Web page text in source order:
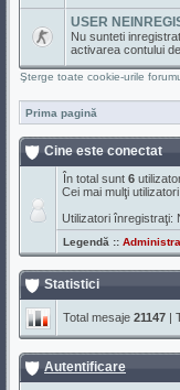
USER
Nu sunteti
activarea contului
Şterge toate cookie-urile
Prima pagină
Cine este conectat
În total sunt 6
Cei mai mulţi
Utilizatori înregistraţi:
Legendă ::
Statistici
Total mesaje 21147 |
Autentificare